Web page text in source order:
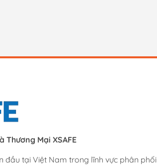
Thương Mại XSAFE
đầu tại Việt Nam trong lĩnh vực phân